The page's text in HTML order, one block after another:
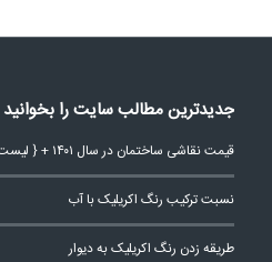
جدیدترین مطالب سایت را بخوانید
قیمت نقاشی ساختمان در سال ۱۴۰۱ + { لیست قیمت همراه با عکس }
نسبت ترکیب رنگ اکریلیک با آب
طریقه زدن رنگ اکریلیک به دیوار